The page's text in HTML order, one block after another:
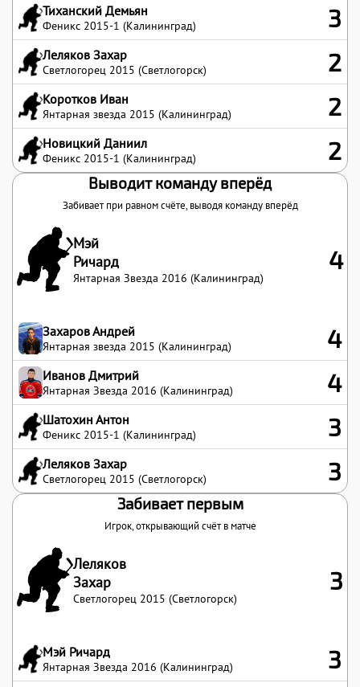
Тиханский Демьян
Феникс 2015-1 (Калининград) 3
Леляков Захар
Светлогорец 2015 (Светлогорск) 2
Коротков Иван
Янтарная звезда 2015 (Калининград) 2
Новицкий Даниил
Феникс 2015-1 (Калининград) 2
Выводит команду вперёд
Забивает при равном счёте, выводя команду вперёд
Мэй
Ричард
Янтарная Звезда 2016 (Калининград)
4
Захаров Андрей
Янтарная звезда 2015 (Калининград) 4
Иванов Дмитрий
Янтарная Звезда 2016 (Калининград) 4
Шатохин Антон
Феникс 2015-1 (Калининград) 3
Леляков Захар
Светлогорец 2015 (Светлогорск) 3
Забивает первым
Игрок, открывающий счёт в матче
Леляков
Захар
Светлогорец 2015 (Светлогорск)
3
Мэй Ричард
Янтарная Звезда 2016 (Калининград) 3